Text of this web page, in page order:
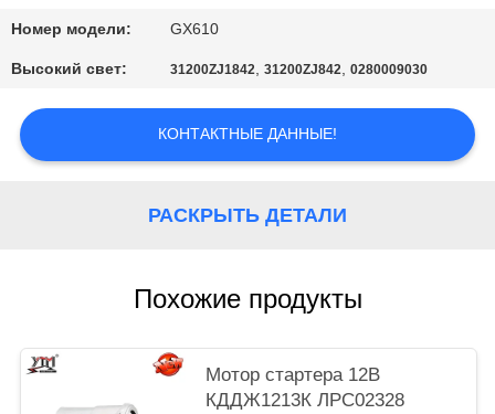
ПОЛИТИКА
Номер модели: GX610
Высокий свет: 31200ZJ1842,31200ZJ842,0280009030
КОНТАКТНЫЕ ДАННЫЕ!
РАСКРЫТЬ ДЕТАЛИ
Похожие продукты
Мотор стартера 12В
КДДЖ1213К ЛРС02328